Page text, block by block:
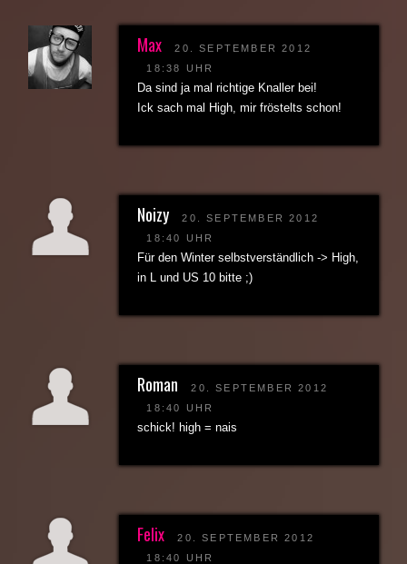
Max
20. SEPTEMBER 2012
18:38 UHR
Da sind ja mal richtige Knaller bei!
Ick sach mal High, mir fröstelts schon!
Noizy
20. SEPTEMBER 2012
18:40 UHR
Für den Winter selbstverständlich -> High,
in L und US 10 bitte ;)
Roman
20. SEPTEMBER 2012
18:40 UHR
schick! high = nais
Felix
20. SEPTEMBER 2012
18:40 UHR